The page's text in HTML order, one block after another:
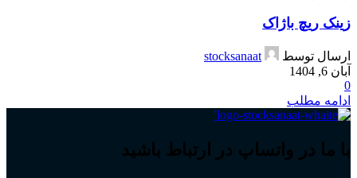
زینک ریچ باژاک
ارسال توسط
stocksanaat
آبان 6, 1404
0
ادامه مطلب
با ما در واتساپ در ارتباط باشید